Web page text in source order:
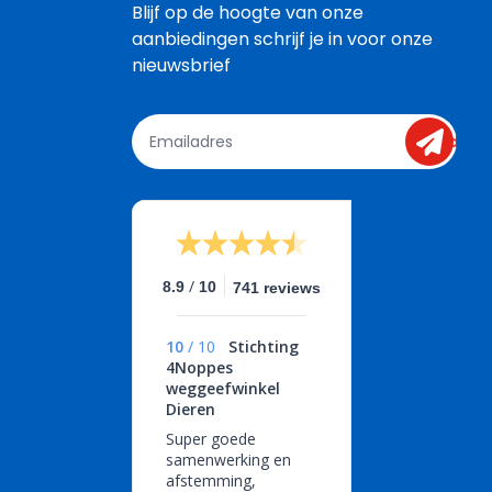
Blijf op de hoogte van onze
aanbiedingen schrijf je in voor onze
nieuwsbrief
send
8.9 / 10 741 reviews
10 / 10
Stichting
4Noppes
weggeefwinkel
Dieren
Super goede
samenwerking en
afstemming,